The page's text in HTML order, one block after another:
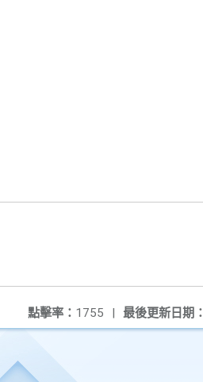
最後更新日期：
點擊率： 1755 |